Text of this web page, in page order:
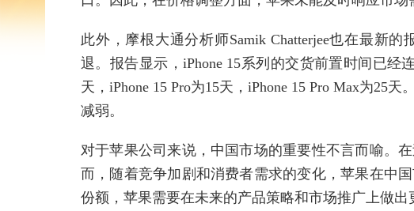
此外，摩根大通分析师Samik Chatterjee也在最新
退。报告显示，iPhone 15系列的交货前置时间已经
天，iPhone 15 Pro为15天，iPhone 15 Pro Max为25
减弱。
对于苹果公司来说，中国市场的重要性不言而喻。
而，随着竞争加剧和消费者需求的变化，苹果在中
份额，苹果需要在未来的产品策略和市场推广上做出